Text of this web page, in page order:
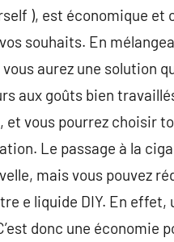
), est économique
souhaits. En
aurez une solution
aux goûts bien
vous pourrez choisir
Le passage à la
mais vous pouvez
e liquide DIY. En
donc une économie